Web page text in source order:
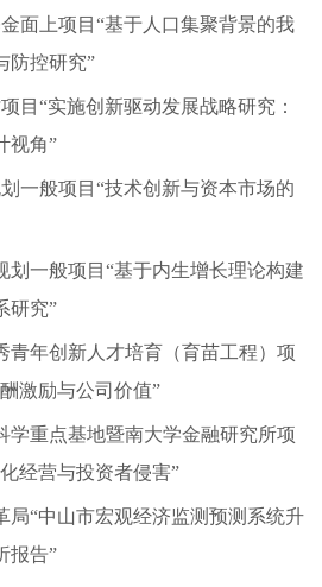
面上项目“基于人口集聚背景的我
防控研究”
目“实施创新驱动发展战略研究：
视角”
一般项目“技术创新与资本市场的
划一般项目“基于内生增长理论构建
研究”
青年创新人才培育（育苗工程）项
激励与公司价值”
学重点基地暨南大学金融研究所项
经营与投资者侵害”
局“中山市宏观经济监测预测系统升
报告”